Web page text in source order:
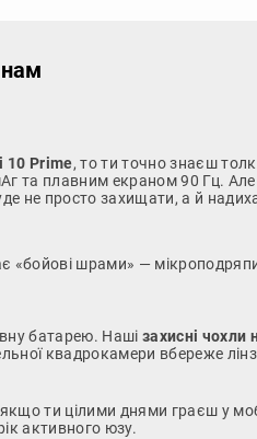
10 Prime, то ти точно знаєш
та плавним екраном 90 Гц.
не просто захищати, а й
шрами» —
батарею. Наші захисні чохли
квадрокамери вбереже
ти цілими днями граєш у
активного юзу.